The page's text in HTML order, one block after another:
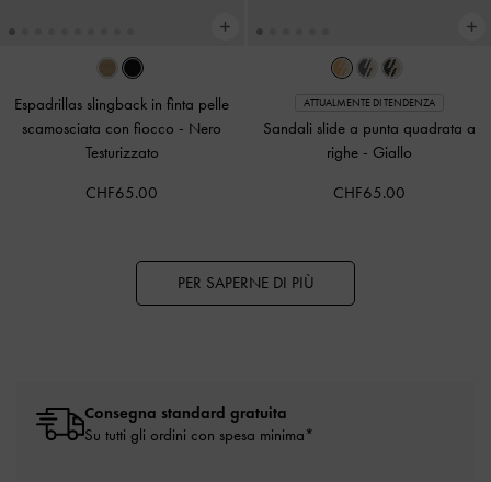
Espadrillas slingback in finta pelle
scamosciata con fiocco - Nero
Testurizzato
CHF65.00
ATTUALMENTE DI TENDENZA
Sandali slide a punta quadrata a
righe - Giallo
CHF65.00
PER SAPERNE DI PIÙ
Consegna standard gratuita
Su tutti gli ordini con spesa minima*